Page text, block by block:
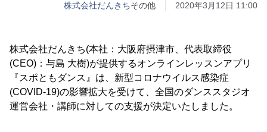
株式会社だんきちその他 2020年3月12日 11:00
株式会社だんきち(本社：大阪府摂津市、代表取締役
(CEO)：与島 大樹)が提供するオンラインレッスンアプリ
『スポともダンス』は、新型コロナウイルス感染症
(COVID-19)の影響拡大を受けて、全国のダンススタジオ
運営会社・講師に対しての支援が決定いたしました。